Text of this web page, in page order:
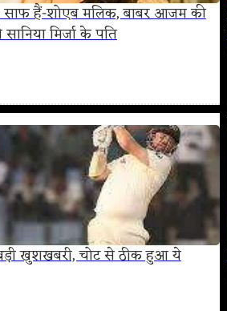
हैं-शोएब मलिक, बाबर आजम की
मिर्जा के पति
खुशखबरी, चोट से ठीक हुआ ये